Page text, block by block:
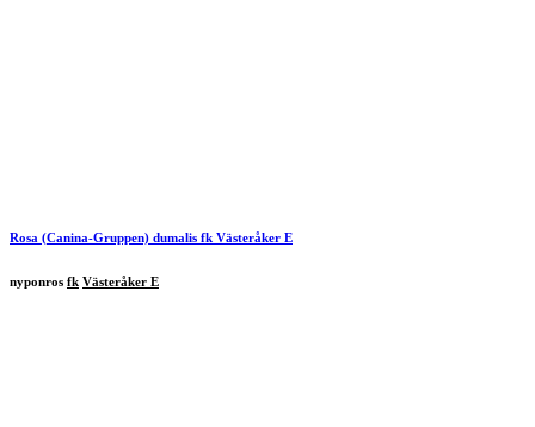
Rosa (Canina-Gruppen) dumalis fk Västeråker E
nyponros fk Västeråker E